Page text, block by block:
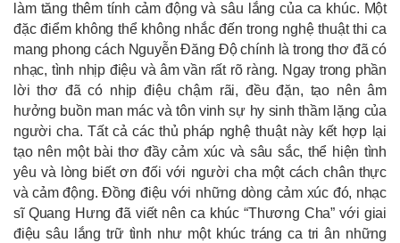
làm tăng thêm tính cảm động và sâu lắng của ca khúc. Một
đặc điểm không thể không nhắc đến trong nghệ thuật thi ca
mang phong cách Nguyễn Đăng Độ chính là trong thơ đã có
nhạc, tình nhịp điệu và âm vần rất rõ ràng. Ngay trong phần
lời thơ đã có nhịp điệu chậm rãi, đều đặn, tạo nên âm
hưởng buồn man mác và tôn vinh sự hy sinh thầm lặng của
người cha. Tất cả các thủ pháp nghệ thuật này kết hợp lại
tạo nên một bài thơ đầy cảm xúc và sâu sắc, thể hiện tình
yêu và lòng biết ơn đối với người cha một cách chân thực
và cảm động. Đồng điệu với những dòng cảm xúc đó, nhạc
sĩ Quang Hưng đã viết nên ca khúc “Thương Cha” với giai
điệu sâu lắng trữ tình như một khúc tráng ca tri ân những